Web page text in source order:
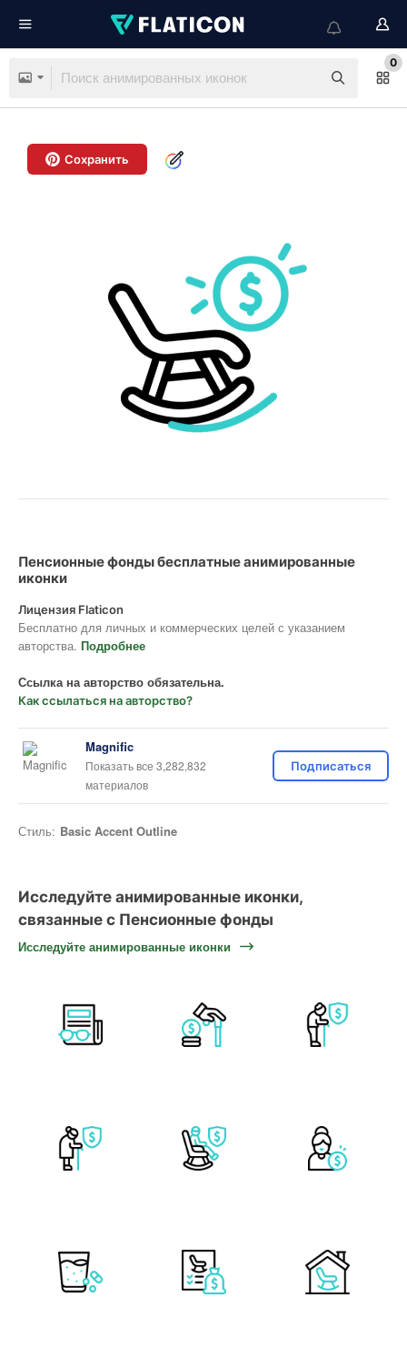
0
Сохранить
Пенсионные фонды бесплатные анимированные
иконки
Лицензия Flaticon
Бесплатно для личных и коммерческих целей с указанием
авторства. Подробнее
Ссылка на авторство обязательна.
Как ссылаться на авторство?
Magnific
Показать все 3,282,832
материалов
Подписаться
Стиль: Basic Accent Outline
Исследуйте анимированные иконки,
связанные с Пенсионные фонды
Исследуйте анимированные иконки